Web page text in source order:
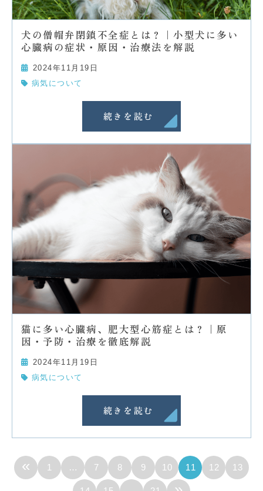
犬の僧帽弁閉鎖不全症とは？｜小型犬に多い
心臓病の症状・原因・治療法を解説
2024年11月19日
病気について
続きを読む
猫に多い心臓病、肥大型心筋症とは？｜原
因・予防・治療を徹底解説
2024年11月19日
病気について
続きを読む
« 1 … 7 8 9 10 11 12 13